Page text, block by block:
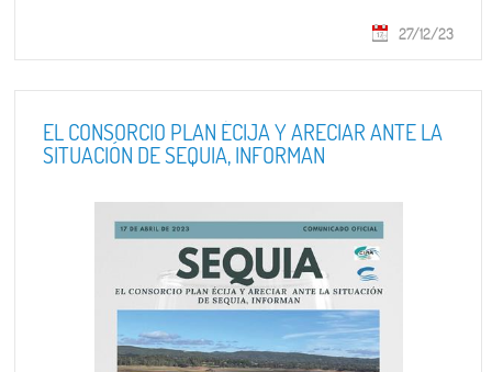
27/12/23
EL CONSORCIO PLAN ÉCIJA Y ARECIAR ANTE LA
SITUACIÓN DE SEQUIA, INFORMAN